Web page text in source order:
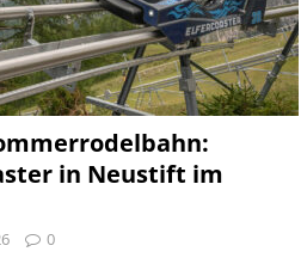
in Neustift im
0